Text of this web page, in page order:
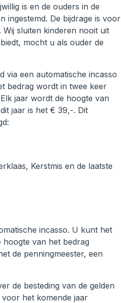
is en de ouders in de
ingestemd. De bijdrage is voor
Wij sluiten kinderen nooit uit
mocht u als ouder de
via een automatische incasso
bedrag wordt in twee keer
jaar wordt de hoogte van
jaar is het € 39,-. Dit
Kerstmis en de laatste
incasso. U kunt het
van het bedrag
de penningmeester, een
de besteding van de gelden
het komende jaar